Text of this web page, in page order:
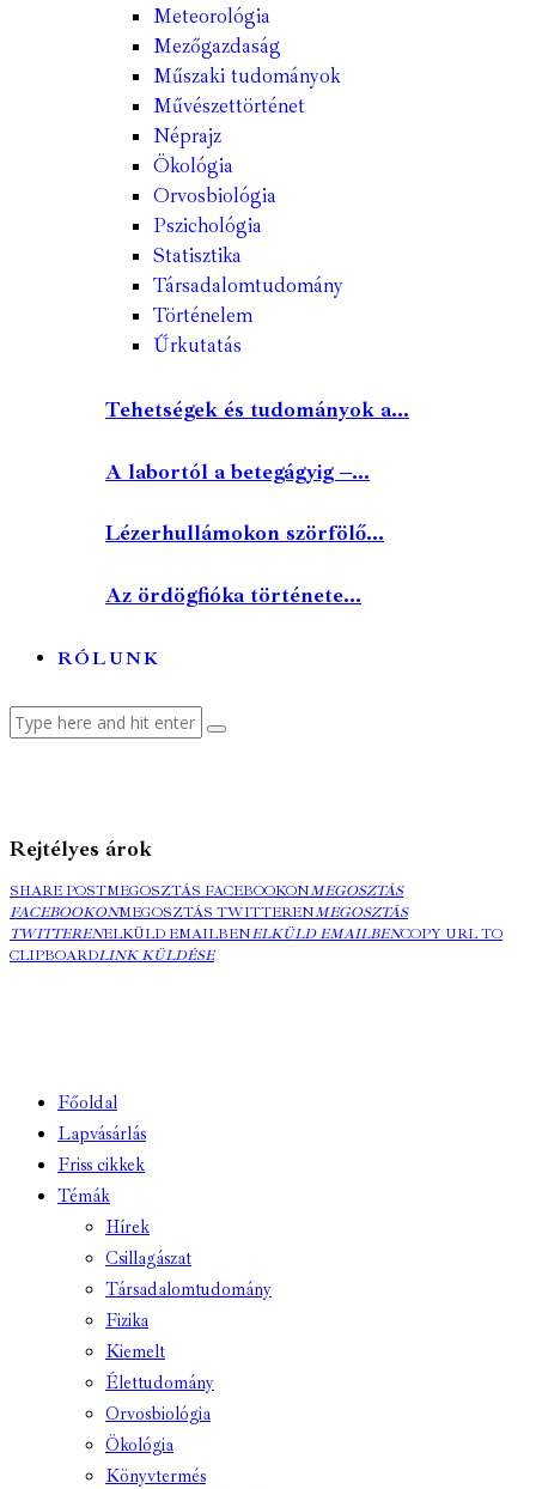
Meteorológia
Mezőgazdaság
Műszaki tudományok
Művészettörténet
Néprajz
Ökológia
Orvosbiológia
Pszichológia
Statisztika
Társadalomtudomány
Történelem
Űrkutatás
Tehetségek és tudományok a...
A labortól a betegágyig –...
Lézerhullámokon szörfölő...
Az ördögfióka története...
RÓLUNK
Rejtélyes árok
SHARE POSTMEGOSZTÁS FACEBOOKONMEGOSZTÁS
FACEBOOKONMEGOSZTÁS TWITTERENMEGOSZTÁS
TWITTERENELKÜLD EMAILBENELKÜLD EMAILBENCOPY URL TO
CLIPBOARDLINK KÜLDÉSE
Főoldal
Lapvásárlás
Friss cikkek
Témák
Hírek
Csillagászat
Társadalomtudomány
Fizika
Kiemelt
Élettudomány
Orvosbiológia
Ökológia
Könyvtermés